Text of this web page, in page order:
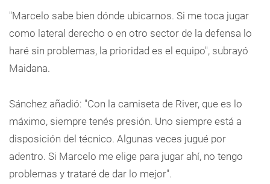
"Marcelo sabe bien dónde ubicarnos. Si me toca jugar
como lateral derecho o en otro sector de la defensa lo
haré sin problemas, la prioridad es el equipo", subrayó
Maidana.
Sánchez añadió: "Con la camiseta de River, que es lo
máximo, siempre tenés presión. Uno siempre está a
disposición del técnico. Algunas veces jugué por
adentro. Si Marcelo me elige para jugar ahí, no tengo
problemas y trataré de dar lo mejor".